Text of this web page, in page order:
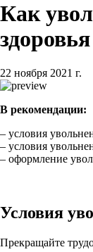
Как
здоровья
22 ноября 2021 г.
В рекомендации:
– условия
– условия
– оформление
Условия
Прекращайте